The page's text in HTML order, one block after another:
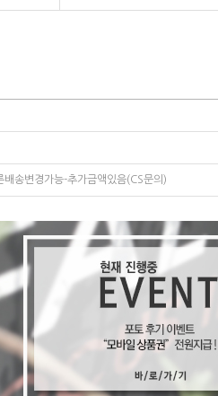
송변경가능-추가금액있음(CS문의)